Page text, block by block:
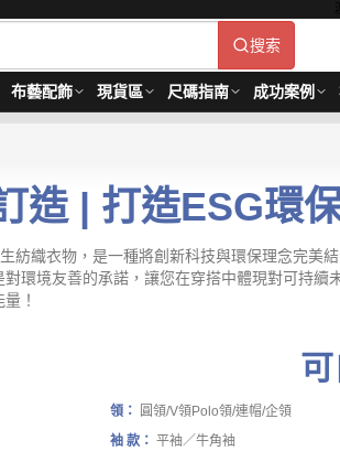
搜索
布藝配飾 現貨區 尺碼指南 成功案例
造 | 打造ESG環
織衣物，是一種將創新科技與環保理念完美
環境友善的承諾，讓您在穿搭中體現對可持續
！
領：
圓領/V領Polo領/連帽/企領
袖 款： 平袖／牛角袖